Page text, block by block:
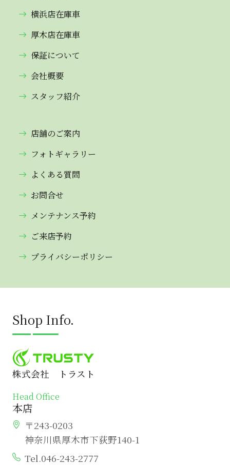
横浜店在庫車
厚木店在庫車
保証について
会社概要
スタッフ紹介
店舗のご案内
フォトギャラリー
よくある質問
お問合せ
メンテナンス予約
ご来店予約
プライバシーポリシー
Shop Info.
株式会社 トラスト
Head Office
本店
〒243-0203
神奈川県厚木市下荻野140-1
Tel.046-243-2777